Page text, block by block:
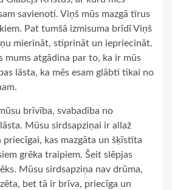
savienoti. Viņš mūs mazgā tīrus
Pat tumšā izmisuma brīdī Viņš
mierināt, stiprināt un iepriecināt.
mums atgādina par to, ka ir mūs
lāsta, ka mēs esam glābti tikai no
brīvība, svabadība no
Mūsu sirdsapziņai ir allaž
kas mazgāta un šķīstīta
grēka traipiem. Šeit slēpjas
Mūsu sirdsapziņa nav drūma,
bet tā ir brīva, priecīga un